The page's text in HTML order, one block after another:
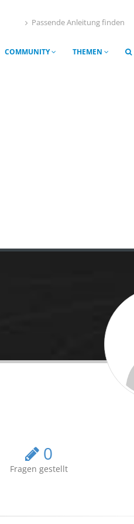
Passende Anleitung finden
COMMUNITY THEMEN
0
Fragen gestellt